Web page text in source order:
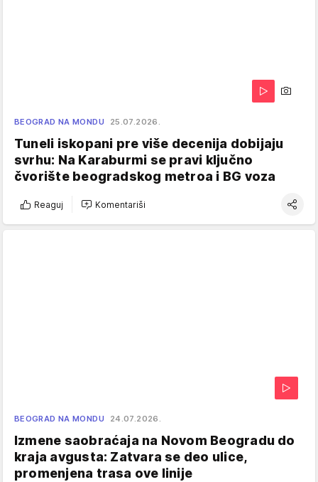
BEOGRAD NA MONDU 25.07.2026.
Tuneli iskopani pre više decenija dobijaju
svrhu: Na Karaburmi se pravi ključno
čvorište beogradskog metroa i BG voza
Reaguj Komentariši
BEOGRAD NA MONDU 24.07.2026.
Izmene saobraćaja na Novom Beogradu do
kraja avgusta: Zatvara se deo ulice,
promenjena trasa ove linije